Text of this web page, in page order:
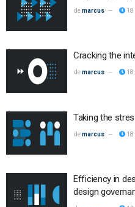
marcus 18
Cracking the
marcus 18
Taking the
marcus 18
Efficiency in
design